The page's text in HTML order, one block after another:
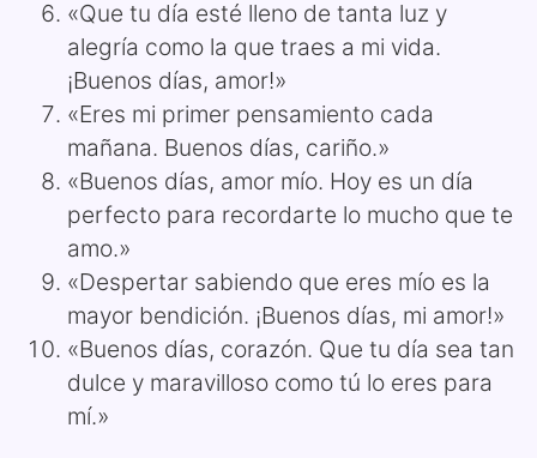
«Que tu día esté lleno de tanta luz y
alegría como la que traes a mi vida.
¡Buenos días, amor!»
«Eres mi primer pensamiento cada
mañana. Buenos días, cariño.»
«Buenos días, amor mío. Hoy es un día
perfecto para recordarte lo mucho que te
amo.»
«Despertar sabiendo que eres mío es la
mayor bendición. ¡Buenos días, mi amor!»
«Buenos días, corazón. Que tu día sea tan
dulce y maravilloso como tú lo eres para
mí.»